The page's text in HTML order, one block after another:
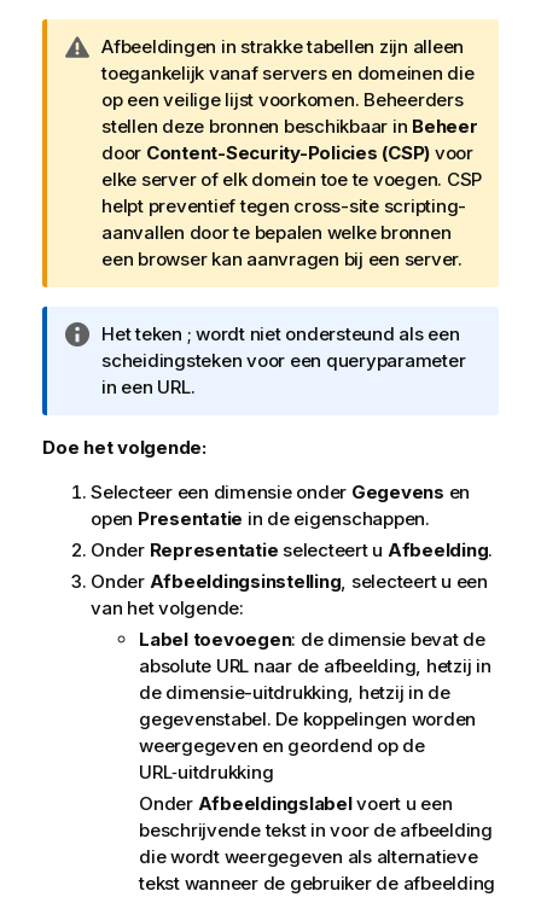
W
a
a
r
s
c
h
u
w
i
g
Afbeeldingen in strakke tabellen zijn alleen
toegankelijk vanaf servers en domeinen die
op een veilige lijst voorkomen. Beheerders
stellen deze bronnen beschikbaar in Beheer
door Content-Security-Policies (CSP) voor
elke server of elk domein toe te voegen. CSP
helpt preventief tegen cross-site scripting-
aanvallen door te bepalen welke bronnen
een browser kan aanvragen bij een server.
I
n
f
r
a
t
i
e
Het teken ; wordt niet ondersteund als een
scheidingsteken voor een queryparameter
in een URL.
Doe het volgende:
Selecteer een dimensie onder Gegevens en
open Presentatie in de eigenschappen.
Onder Representatie selecteert u Afbeelding.
Onder Afbeeldingsinstelling, selecteert u een
van het volgende:
Label toevoegen: de dimensie bevat de
absolute URL naar de afbeelding, hetzij in
de dimensie-uitdrukking, hetzij in de
gegevenstabel. De koppelingen worden
weergegeven en geordend op de
URL‑uitdrukking
Onder Afbeeldingslabelvoert u een
beschrijvende tekst in voor de afbeelding
die wordt weergegeven als alternatieve
tekst wanneer de gebruiker de afbeelding